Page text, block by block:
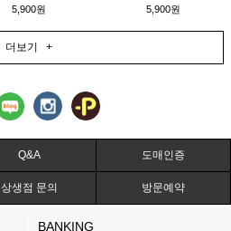
5,900원
5,900원
더보기 +
Q&A 도매인증
상생점 문의 방문예약
BANKING